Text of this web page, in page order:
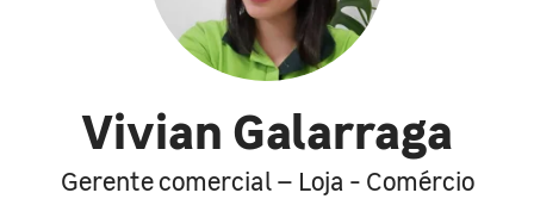
Vivian Galarraga
Gerente comercial – Loja - Comércio